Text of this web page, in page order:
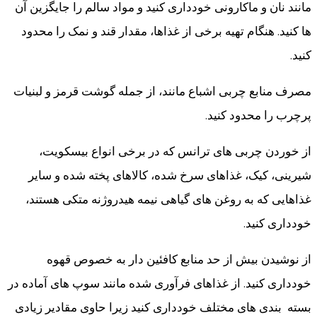
مانند نان و ماکارونی خودداری کنید و مواد سالم را جایگزین آن
ها کنید. هنگام تهیه برخی از غذاها، مقدار قند و نمک را محدود
کنید.
مصرف منابع چربی اشباع مانند، از جمله گوشت قرمز و لبنیات
پرچرب را محدود کنید.
از خوردن چربی های ترانس که در برخی انواع بیسکویت،
شیرینی، کیک، غذاهای سرخ شده، کالاهای پخته شده و سایر
غذاهایی که به روغن های گیاهی نیمه هیدروژنه متکی هستند،
خودداری کنید.
از نوشیدن بیش از حد منابع کافئین دار به خصوص قهوه
خودداری کنید. از غذاهای فرآوری شده مانند سوپ های آماده در
بسته بندی های مختلف خودداری کنید زیرا حاوی مقادیر زیادی